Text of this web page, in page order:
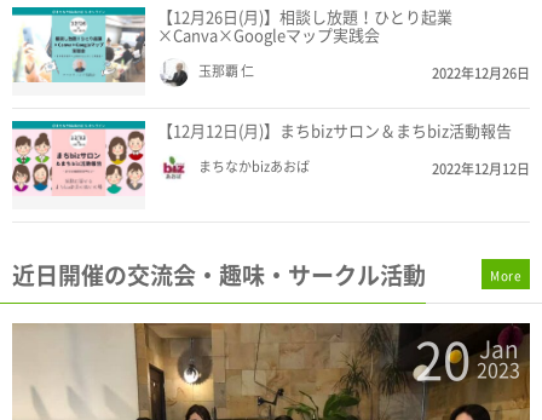
【12月26日(月)】相談し放題！ひとり起業
×Canva×Googleマップ実践会
玉那覇 仁 2022年12月26日
【12月12日(月)】まちbizサロン＆まちbiz活動報告
まちなかbizあおば 2022年12月12日
近日開催の交流会・趣味・サークル活動
19 Jan
2023
More